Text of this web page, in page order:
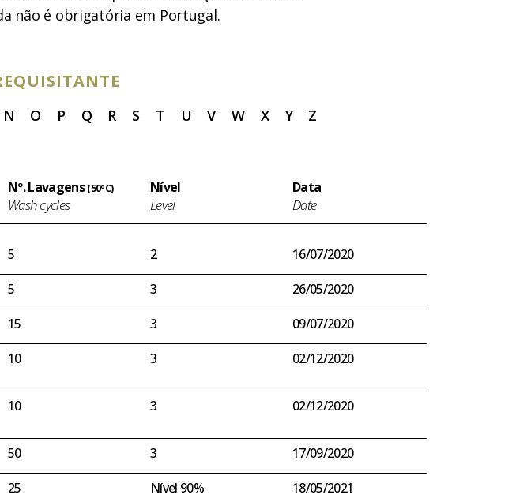
não é obrigatória em Portugal.
N O P Q R S T U V W X Y Z
Nº. Lavagens(50ºC)
Wash cycles
Nível
Level
Data
Date
5 2
16/07/2020
5 3
26/05/2020
15 3
09/07/2020
10 3 02/12/2020
10 3 02/12/2020
50 3
17/09/2020
25 Nível 90%
18/05/2021